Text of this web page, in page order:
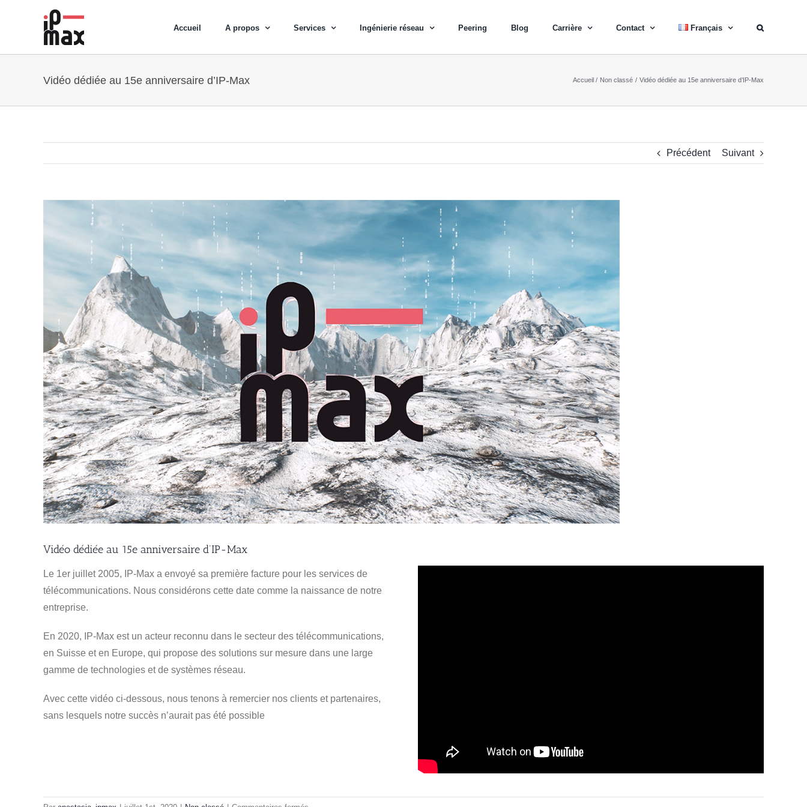
Accueil A propos Services Ingénierie réseau Peering Blog Carrière Contact Français
Vidéo dédiée au 15e anniversaire d’IP-Max Accueil Non classé Vidéo dédiée au 15e anniversaire d’IP-Max
Précédent Suivant
Vidéo dédiée au 15e anniversaire d’IP-Max
Le 1er juillet 2005, IP-Max a envoyé sa première facture pour les services de
télécommunications. Nous considérons cette date comme la naissance de notre
entreprise.
En 2020, IP-Max est un acteur reconnu dans le secteur des télécommunications,
en Suisse et en Europe, qui propose des solutions sur mesure dans une large
gamme de technologies et de systèmes réseau.
Avec cette vidéo ci-dessous, nous tenons à remercier nos clients et partenaires,
sans lesquels notre succès n’aurait pas été possible